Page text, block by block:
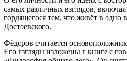
самых различных взглядов,
гордящегося тем, что живёт в одно
Достоевского.
Фёдоров считается
Его взгляды изложены в книге с